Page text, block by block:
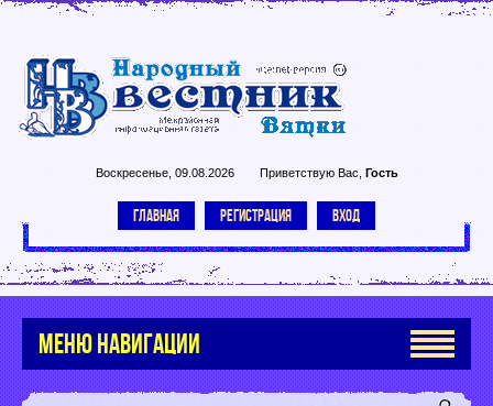
Воскресенье, 09.08.2026 Приветствую Вас Гость
ГЛАВНАЯ РЕГИСТРАЦИЯ ВХОД
МЕНЮ НАВИГАЦИИ